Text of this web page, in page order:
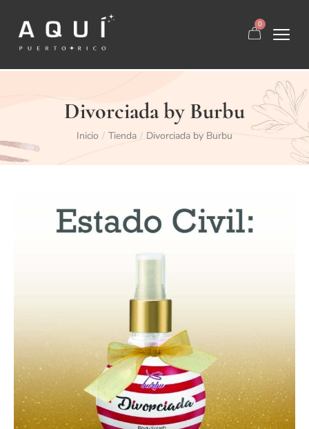
0
Divorciada by Burbu
Inicio / Tienda / Divorciada by Burbu